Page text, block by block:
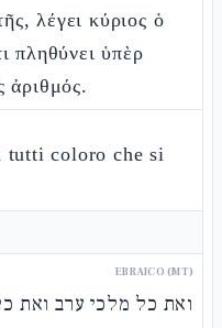
λέγει κύριος ὁ
πληθύνει ὑπὲρ
ἀριθμός.
tutti coloro che si
EBRAICO (MT)
ואת כל מלכי ערב ואת